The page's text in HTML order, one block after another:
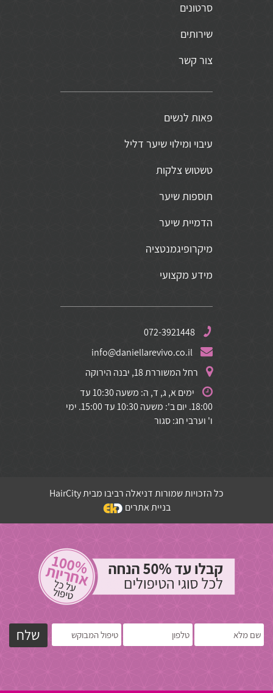
סרטונים
שירותים
צור קשר
פאות לנשים
עיבוי ומילוי שיער דליל
טשטוש צלקות
תוספות שיער
הדמיית שיער
מיקרופיגמנטציה
מידע מקצועי
072-3921448
info@daniellarevivo.co.il
רחל המשוררת 18, יבנה הירוקה
ימים א, ג, ד, ה: משעה 10:30 עד
18:00. יום ב': משעה 10:30 עד 15:00. ימי
ו' וערבי חג: סגור
כל הזכויות שמורות דניאלה רביבו מבית HairCity
בניית אתרים